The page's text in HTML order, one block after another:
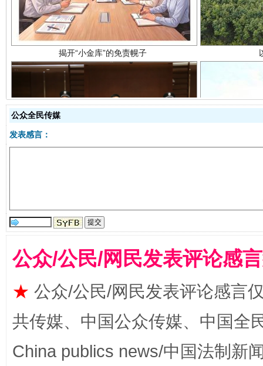
全民健身五年计划来了！等你上场
公众全民传媒
发表感言：
公众/公民/网民发表评论感
★ 公众/公民/网民发表评论感言
共传媒、中国公众传媒、中国全
China publics news/中国法制新